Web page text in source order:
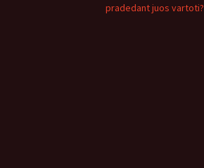
pradedant juos vartoti?